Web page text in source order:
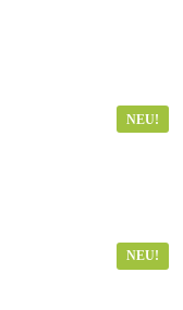
NEU!
NEU!